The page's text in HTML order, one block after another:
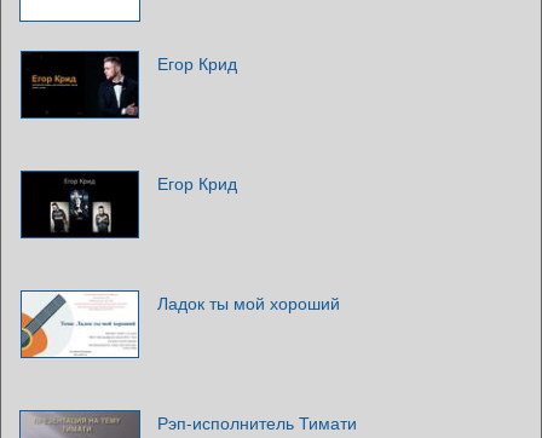
Егор Крид
Егор Крид
Ладок ты мой хороший
Рэп-исполнитель Тимати